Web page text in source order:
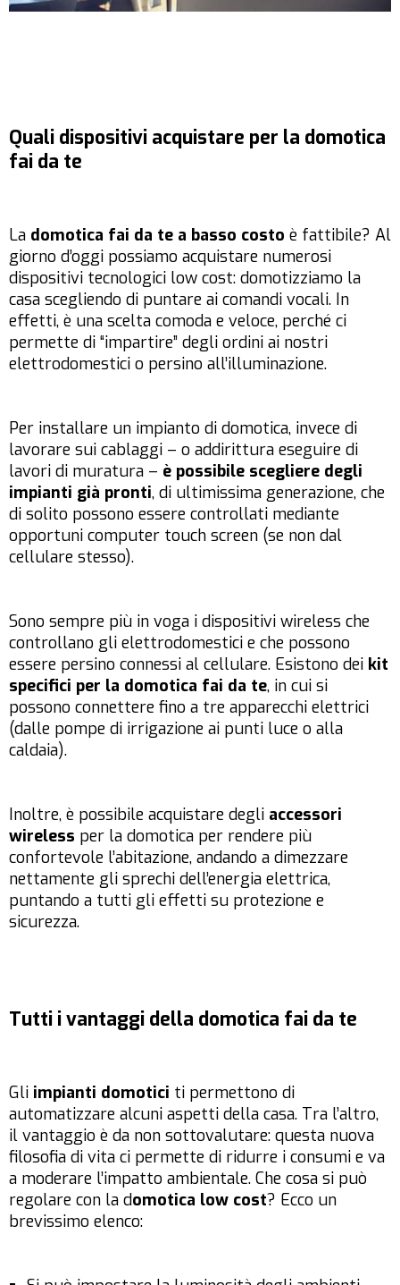
Quali dispositivi acquistare per la domotica
fai da te
La domotica fai da te a basso costo è fattibile? Al
giorno d’oggi possiamo acquistare numerosi
dispositivi tecnologici low cost: domotizziamo la
casa scegliendo di puntare ai comandi vocali. In
effetti, è una scelta comoda e veloce, perché ci
permette di “impartire” degli ordini ai nostri
elettrodomestici o persino all’illuminazione.
Per installare un impianto di domotica, invece di
lavorare sui cablaggi – o addirittura eseguire di
lavori di muratura – è possibile scegliere degli
impianti già pronti, di ultimissima generazione, che
di solito possono essere controllati mediante
opportuni computer touch screen (se non dal
cellulare stesso).
Sono sempre più in voga i dispositivi wireless che
controllano gli elettrodomestici e che possono
essere persino connessi al cellulare. Esistono dei kit
specifici per la domotica fai da te, in cui si
possono connettere fino a tre apparecchi elettrici
(dalle pompe di irrigazione ai punti luce o alla
caldaia).
Inoltre, è possibile acquistare degli accessori
wireless per la domotica per rendere più
confortevole l’abitazione, andando a dimezzare
nettamente gli sprechi dell’energia elettrica,
puntando a tutti gli effetti su protezione e
sicurezza.
Tutti i vantaggi della domotica fai da te
Gli impianti domotici ti permettono di
automatizzare alcuni aspetti della casa. Tra l’altro,
il vantaggio è da non sottovalutare: questa nuova
filosofia di vita ci permette di ridurre i consumi e va
a moderare l’impatto ambientale. Che cosa si può
regolare con la domotica low cost? Ecco un
brevissimo elenco: